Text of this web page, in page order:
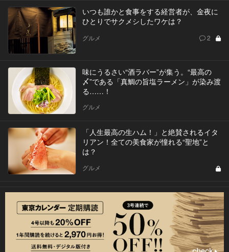
いつも誰かと食事をする経営者が、金夜に
ひとりでサクメシしたワケは？
グルメ 2
味にうるさい“酒ラバー”が集う。“最高の
〆”である「真鯛の旨塩ラーメン」が染み渡
る……！
グルメ
「人生最高の生ハム！」と絶賛されるイタ
リアン！全ての美食家が憧れる“聖地”と
は？
グルメ